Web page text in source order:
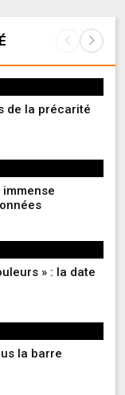
de la précarité
» : la date
la barre